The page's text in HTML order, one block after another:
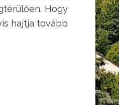
Hogy
hajtja tovább